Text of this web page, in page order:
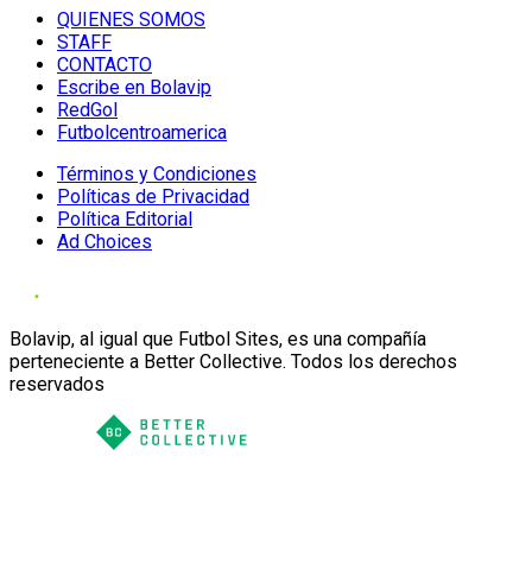
QUIENES SOMOS
STAFF
CONTACTO
Escribe en Bolavip
RedGol
Futbolcentroamerica
Términos y Condiciones
Políticas de Privacidad
Política Editorial
Ad Choices
Bolavip, al igual que Futbol Sites, es una compañía
perteneciente a Better Collective. Todos los derechos
reservados